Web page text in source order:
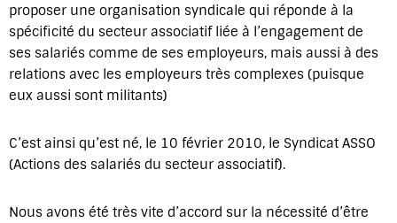
proposer une organisation syndicale qui réponde à la
spécificité du secteur associatif liée à l’engagement de
ses salariés comme de ses employeurs, mais aussi à des
relations avec les employeurs très complexes (puisque
eux aussi sont militants)
C’est ainsi qu’est né, le 10 février 2010, le Syndicat ASSO
(Actions des salariés du secteur associatif).
Nous avons été très vite d’accord sur la nécessité d’être